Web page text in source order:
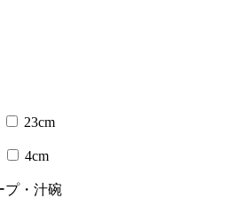
23cm
4cm
プ・汁碗